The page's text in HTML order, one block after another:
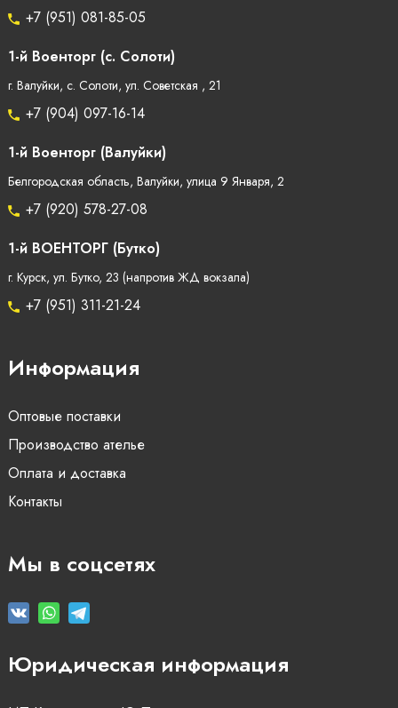
+7 (951) 081-85-05
1-й Военторг (с. Солоти)
г. Валуйки, с. Солоти, ул. Советская , 21
+7 (904) 097-16-14
1-й Военторг (Валуйки)
Белгородская область, Валуйки, улица 9 Января, 2
+7 (920) 578-27-08
1-й ВОЕНТОРГ (Бутко)
г. Курск, ул. Бутко, 23 (напротив ЖД вокзала)
+7 (951) 311-21-24
Информация
Оптовые поставки
Производство ателье
Оплата и доставка
Контакты
Мы в соцсетях
Юридическая информация